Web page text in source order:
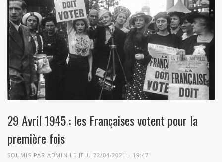
29 Avril 1945 : les Françaises votent pour la
première fois
SOUMIS PARADMIN LE JEU, 22/04/2021 - 19:47